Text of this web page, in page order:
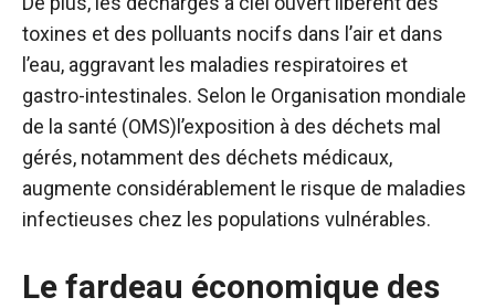
toxines et des polluants nocifs dans l’air et dans
l’eau, aggravant les maladies respiratoires et
gastro-intestinales. Selon le Organisation mondiale
de la santé (OMS) l’exposition à des déchets mal
gérés, notamment des déchets médicaux,
augmente considérablement le risque de maladies
infectieuses chez les populations vulnérables.
Le fardeau économique des